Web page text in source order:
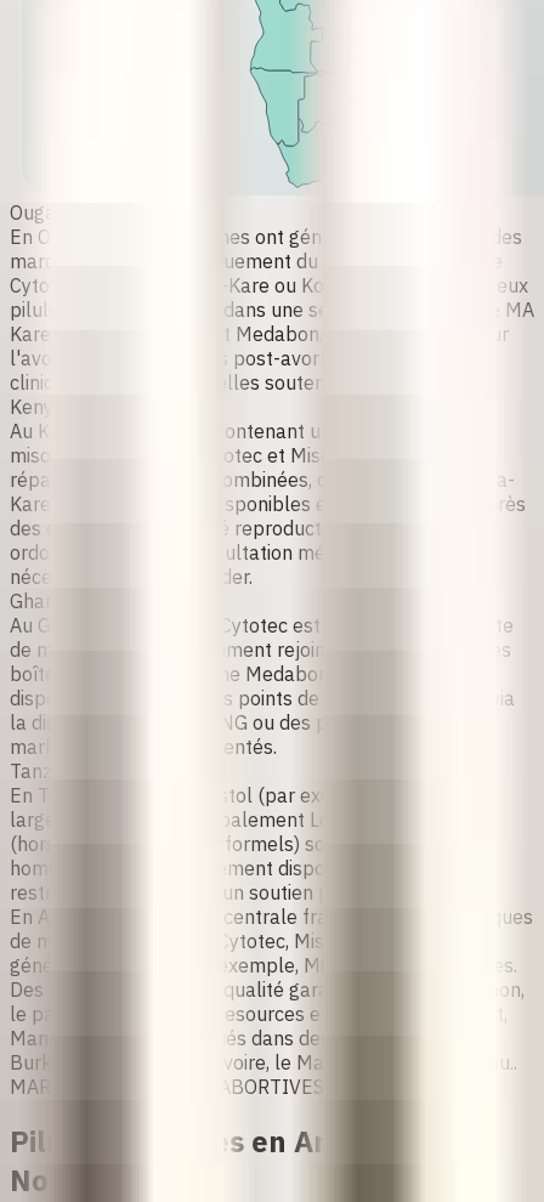
Ouganda
En Ouganda
, les personnes ont généralement accès à des
marques contenant uniquement du misoprostol, comme
Cytotec, Misoclear, Miso-Kare ou Kontrac
. Lorsque les deux
pilules sont disponibles dans une seule boîte, on trouve MA
Kare, Divabo, Mariprist et Medabon , toutes utilisées pour
l'avortement et les soins post-avortement dans les
cliniques publiques et celles soutenues par des ONG.
Kenya
Au Kenya
, les marques contenant uniquement du
misoprostol, comme
Cytotec et Miso-Kare
répandues. Des boîtes combinées, comme
Medabon, Ma-
Kare et Mariprist
, sont disponibles en pharmacie et auprès
des organismes de santé reproductive, mais une
ordonnance ou une consultation médicale peuvent être
nécessaires pour y accéder.
Ghana and Nigeria
Au Ghana et au Nigéria
, Cytotec est la marque dominante
de misoprostol, fréquemment rejointe par
. Des
boîtes combinées, comme Medabon et Mariprist
disponibles dans certains points de vente, notamment via
la distribution par des ONG ou des programmes de
marketing social réglementés.
Tanzanie
En Tanzanie , le misoprostol (par exemple,
largement utilisé (principalement Les
(hors AMM et souvent informels) sont rarement
homologués ou officiellement disponibles en raison de
restrictions légales et d'un soutien politique limité.
En Afrique de l'Ouest et centrale francophone, les marques
de misoprostol comme
Cytotec, Misoclear
génériques locaux (par exemple, Misodia
) sont courantes.
Des packs combinés de qualité garantie comme
Medabon,
le pack Zizhu de China Resources et, occasionnellement,
Mariprist
sont homologués dans des pays comme
Burkina Faso, la Côte d'Ivoire, le Mali et la Guinée-Bissau..
MARQUES DE PILULES ABORTIVES
Pilules abortives en Amérique du
Nord